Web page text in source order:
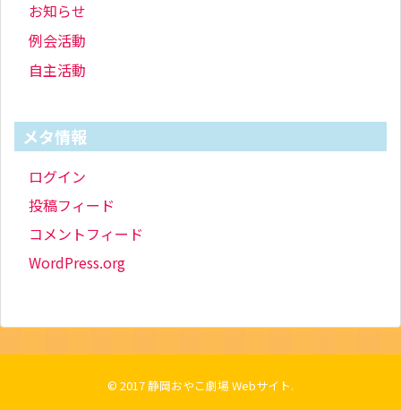
お知らせ
例会活動
自主活動
メタ情報
ログイン
投稿フィード
コメントフィード
WordPress.org
© 2017静岡おやこ劇場 Webサイト.